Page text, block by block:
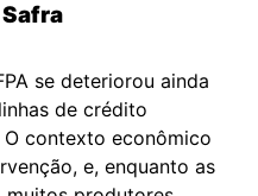
se deteriorou ainda
de crédito
contexto econômico
e, enquanto as